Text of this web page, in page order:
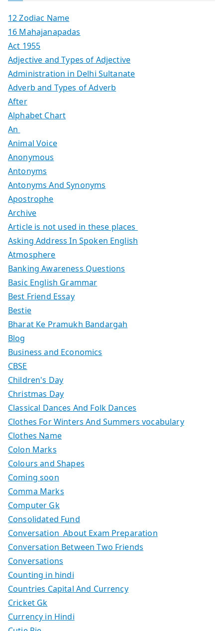
12 Zodiac Name
16 Mahajanapadas
Act 1955
Adjective and Types of Adjective
Administration in Delhi Sultanate
Adverb and Types of Adverb
After
Alphabet Chart
An
Animal Voice
Anonymous
Antonyms
Antonyms And Synonyms
Apostrophe
Archive
Article is not used in these places
Asking Address In Spoken English
Atmosphere
Banking Awareness Questions
Basic English Grammar
Best Friend Essay
Bestie
Bharat Ke Pramukh Bandargah
Blog
Business and Economics
CBSE
Children's Day
Christmas Day
Classical Dances And Folk Dances
Clothes For Winters And Summers vocabulary
Clothes Name
Colon Marks
Colours and Shapes
Coming soon
Comma Marks
Computer Gk
Consolidated Fund
Conversation About Exam Preparation
Conversation Between Two Friends
Conversations
Counting in hindi
Countries Capital And Currency
Cricket Gk
Currency in Hindi